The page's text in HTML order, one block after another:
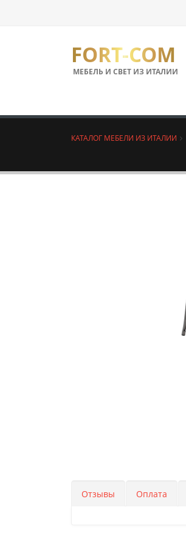
FORT-COM
МЕБЕЛЬ И СВЕТ ИЗ ИТАЛИИ
КАТАЛОГ МЕБЕЛИ ИЗ ИТАЛИИ
Отзывы Оплата